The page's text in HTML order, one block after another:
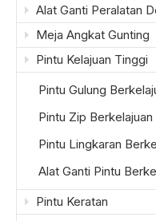
Alat Ganti Peralatan
Meja Angkat Gunting
Pintu Kelajuan Tinggi
Pintu Gulung
Pintu Zip
Pintu Lingkaran
Alat Ganti Pintu
Pintu Keratan